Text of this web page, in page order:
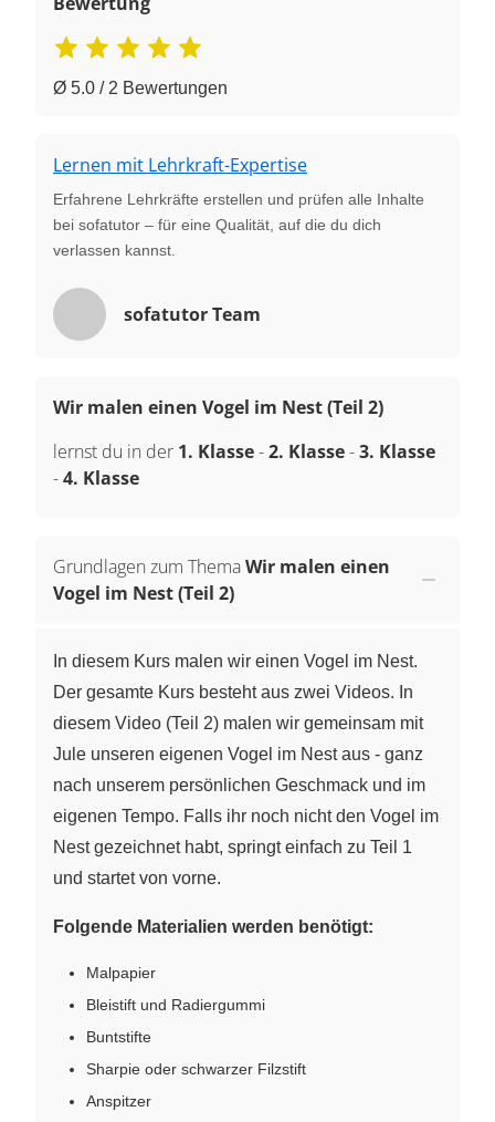
Ø 5.0 / 2 Bewertungen
Lernen mit Lehrkraft-Expertise
Erfahrene Lehrkräfte erstellen und prüfen alle Inhalte
bei sofatutor – für eine Qualität, auf die du dich
verlassen kannst.
sofatutor Team
Wir malen einen Vogel im Nest (Teil 2)
lernst du in der 1. Klasse-2. Klasse-3. Klasse
-4. Klasse
Grundlagen zum ThemaWir malen einen
Vogel im Nest (Teil 2)
In diesem Kurs malen wir einen Vogel im Nest.
Der gesamte Kurs besteht aus zwei Videos. In
diesem Video (Teil 2) malen wir gemeinsam mit
Jule unseren eigenen Vogel im Nest aus - ganz
nach unserem persönlichen Geschmack und im
eigenen Tempo. Falls ihr noch nicht den Vogel im
Nest gezeichnet habt, springt einfach zu Teil 1
und startet von vorne.
Folgende Materialien werden benötigt:
Malpapier
Bleistift und Radiergummi
Buntstifte
Sharpie oder schwarzer Filzstift
Anspitzer